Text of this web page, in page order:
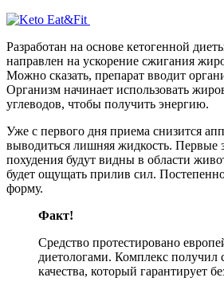
Разработан на основе кетогенной
направлен на ускорение сжигания
Можно сказать, препарат вводит
Организм начинает использовать
углеводов, чтобы получить энергию.
Уже с первого дня приема снизится
выводиться лишняя жидкость. Первые
похудения будут видны в области
будет ощущать прилив сил.
форму.
Факт!
Средство протестировано
диетологами. Комплекс получил
качества, который гарантирует